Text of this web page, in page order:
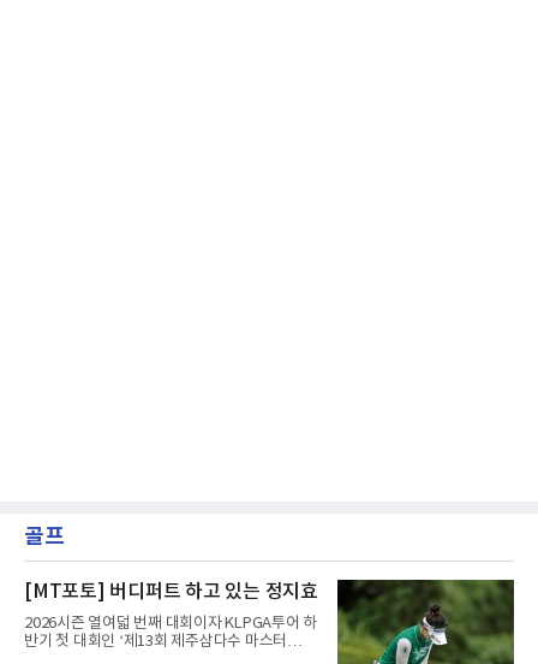
골프
[MT포토] 버디퍼트 하고 있는 정지효
2026시즌 열여덟 번째 대회이자 KLPGA투어 하
반기 첫 대회인 ‘제13회 제주삼다수 마스터